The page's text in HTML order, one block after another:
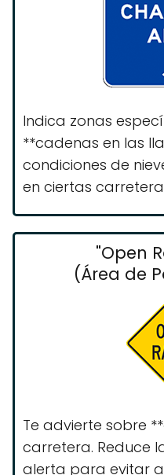
Indica zonas
**cadenas en las
condiciones de
en ciertas
"Open
(Área de
Te advierte sobre
carretera. Reduce
alerta para evitar